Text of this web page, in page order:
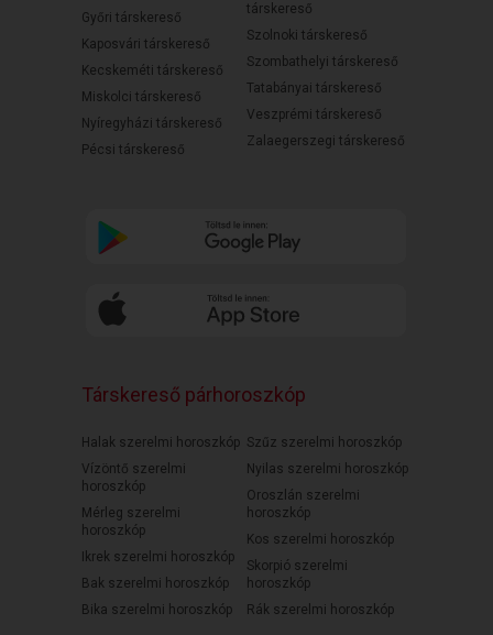
Győri társkereső
Kaposvári társkereső
Kecskeméti társkereső
Miskolci társkereső
Nyíregyházi társkereső
Pécsi társkereső
társkereső
Szolnoki társkereső
Szombathelyi társkereső
Tatabányai társkereső
Veszprémi társkereső
Zalaegerszegi társkereső
Társkereső párhoroszkóp
Halak szerelmi horoszkóp
Vízöntő szerelmi
horoszkóp
Mérleg szerelmi
horoszkóp
Ikrek szerelmi horoszkóp
Bak szerelmi horoszkóp
Bika szerelmi horoszkóp
Szűz szerelmi horoszkóp
Nyilas szerelmi horoszkóp
Oroszlán szerelmi
horoszkóp
Kos szerelmi horoszkóp
Skorpió szerelmi
horoszkóp
Rák szerelmi horoszkóp